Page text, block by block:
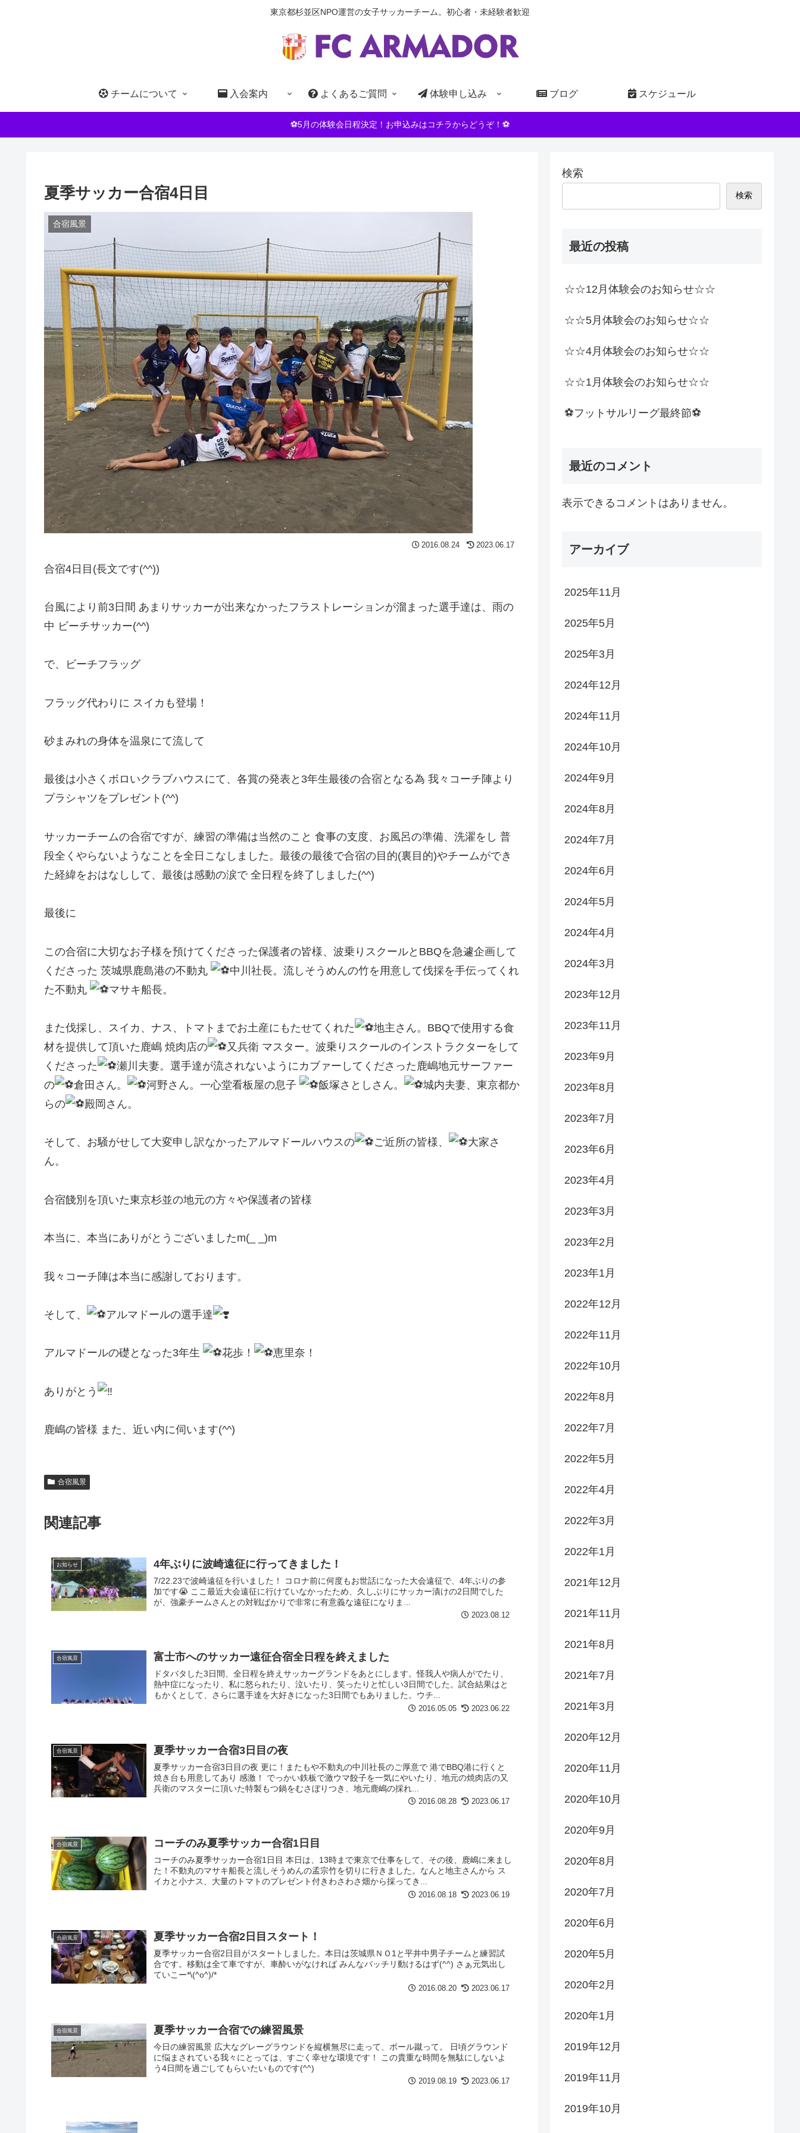
東京都杉並区NPO運営の女子サッカーチーム。初心者・未経験者歓迎
チームについて 入会案内 よくあるご質問 体験申し込み ブログ スケジュール
⚽5月の体験会日程決定！お申込みはコチラからどうぞ！⚽
夏季サッカー合宿4日目
合宿風景
2016.08.24 2023.06.17
合宿4日目(長文です(^^))
台風により前3日間 あまりサッカーが出来なかったフラストレーションが溜まった選手達は、雨の
中 ビーチサッカー(^^)
で、ビーチフラッグ
フラッグ代わりに スイカも登場！
砂まみれの身体を温泉にて流して
最後は小さくボロいクラブハウスにて、各賞の発表と3年生最後の合宿となる為 我々コーチ陣より
プラシャツをプレゼント(^^)
サッカーチームの合宿ですが、練習の準備は当然のこと 食事の支度、お風呂の準備、洗濯をし 普
段全くやらないようなことを全日こなしました。最後の最後で合宿の目的(裏目的)やチームができ
た経緯をおはなしして、最後は感動の涙で 全日程を終了しました(^^)
最後に
この合宿に大切なお子様を預けてくださった保護者の皆様、波乗りスクールとBBQを急遽企画して
くださった 茨城県鹿島港の不動丸
中川社長。流しそうめんの竹を用意して伐採を手伝ってくれ
た不動丸
マサキ船長。
また伐採し、スイカ、ナス、トマトまでお土産にもたせてくれた
地主さん。BBQで使用する食
材を提供して頂いた鹿嶋 焼肉店の
又兵衛 マスター。波乗りスクールのインストラクターをして
くださった
瀬川夫妻。選手達が流されないようにカブァーしてくださった鹿嶋地元サーファー
の
倉田さん。 河野さん。一心堂看板屋の息子 飯塚さとしさん。
城内夫妻、東京都か
らの
殿岡さん。
そして、お騒がせして大変申し訳なかったアルマドールハウスの ご近所の皆様、
大家さ
ん。
合宿餞別を頂いた東京杉並の地元の方々や保護者の皆様
本当に、本当にありがとうございましたm(_ _)m
我々コーチ陣は本当に感謝しております。
そして、 アルマドールの選手達
アルマドールの礎となった3年生 花歩！ 恵里奈！
ありがとう
鹿嶋の皆様 また、近い内に伺います(^^)
合宿風景
関連記事
お知らせ 4年ぶりに波崎遠征に行ってきました！
7/22.23で波崎遠征を行いました！ コロナ前に何度もお世話になった大会遠征で、4年ぶりの参
加です😭 ここ最近大会遠征に行けていなかったため、久しぶりにサッカー漬けの2日間でした
が、強豪チームさんとの対戦ばかりで非常に有意義な遠征になりま...
2023.08.12
合宿風景 富士市へのサッカー遠征合宿全日程を終えました
ドタバタした3日間、全日程を終えサッカーグランドをあとにします。怪我人や病人がでたり、
熱中症になったり、私に怒られたり、泣いたり、笑ったりと忙しい3日間でした。試合結果はと
もかくとして、さらに選手達を大好きになった3日間でもありました。ウチ...
2016.05.05 2023.06.22
合宿風景 夏季サッカー合宿3日目の夜
夏季サッカー合宿3日目の夜 更に！またもや不動丸の中川社長のご厚意で 港でBBQ港に行くと
焼き台も用意してあり 感激！ でっかい鉄板で激ウマ餃子を一気にやいたり、地元の焼肉店の又
兵衛のマスターに頂いた特製もつ鍋をむさぼりつき、地元鹿嶋の採れ...
2016.08.28 2023.06.17
合宿風景 コーチのみ夏季サッカー合宿1日目
コーチのみ夏季サッカー合宿1日目 本日は、13時まで東京で仕事をして、その後、鹿嶋に来まし
た！不動丸のマサキ船長と流しそうめんの孟宗竹を切りに行きました。なんと地主さんから ス
イカと小ナス、大量のトマトのプレゼント付きわさわさ畑から採ってき...
2016.08.18 2023.06.19
合宿風景 夏季サッカー合宿2日目スタート！
夏季サッカー合宿2日目がスタートしました。本日は茨城県ＮＯ1と平井中男子チームと練習試
合です。移動は全て車ですが、車酔いがなければ みんなバッチリ動けるはず(^^) さぁ元気出し
ていこー*\(^o^)/*
2016.08.20 2023.06.17
合宿風景 夏季サッカー合宿での練習風景
今日の練習風景 広大なグレーグラウンドを縦横無尽に走って、ボール蹴って。 日頃グラウンド
に悩まされている我々にとっては、すごく幸せな環境です！ この貴重な時間を無駄にしないよ
う4日間を過ごしてもらいたいものです(^^)
2019.08.19 2023.06.17
検索
検索
最近の投稿
☆☆12月体験会のお知らせ☆☆
☆☆5月体験会のお知らせ☆☆
☆☆4月体験会のお知らせ☆☆
☆☆1月体験会のお知らせ☆☆
⚽️フットサルリーグ最終節⚽️
最近のコメント
表示できるコメントはありません。
アーカイブ
2025年11月
2025年5月
2025年3月
2024年12月
2024年11月
2024年10月
2024年9月
2024年8月
2024年7月
2024年6月
2024年5月
2024年4月
2024年3月
2023年12月
2023年11月
2023年9月
2023年8月
2023年7月
2023年6月
2023年4月
2023年3月
2023年2月
2023年1月
2022年12月
2022年11月
2022年10月
2022年8月
2022年7月
2022年5月
2022年4月
2022年3月
2022年1月
2021年12月
2021年11月
2021年8月
2021年7月
2021年3月
2020年12月
2020年11月
2020年10月
2020年9月
2020年8月
2020年7月
2020年6月
2020年5月
2020年2月
2020年1月
2019年12月
2019年11月
2019年10月